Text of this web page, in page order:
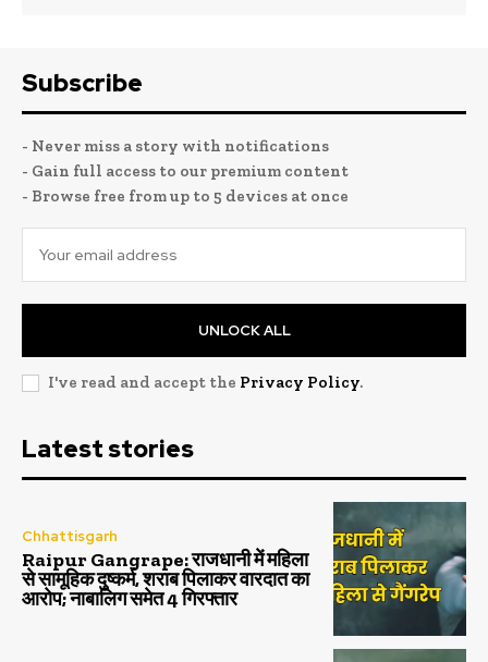
Subscribe
- Never miss a story with notifications
- Gain full access to our premium content
- Browse free from up to 5 devices at once
UNLOCK ALL
I've read and accept the Privacy Policy.
Latest stories
Chhattisgarh
Raipur Gangrape: राजधानी में महिला
से सामूहिक दुष्कर्म, शराब पिलाकर वारदात का
आरोप; नाबालिग समेत 4 गिरफ्तार